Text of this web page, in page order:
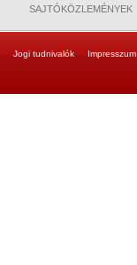
SAJTÓKÖZLEMÉNYEK
Jogi tudnivalók Impresszum